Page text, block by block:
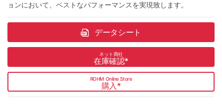
ョンにおいて、ベストなパフォーマンスを実現致します。
データシート
ネット商社
在庫確認*
ROHM Online Store
購入*